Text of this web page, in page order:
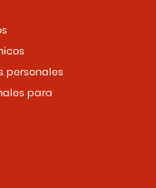
personales
para